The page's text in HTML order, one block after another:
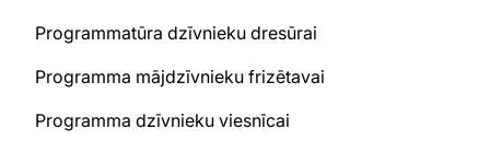
Programmatūra dzīvnieku dresūrai
Programma mājdzīvnieku frizētavai
Programma dzīvnieku viesnīcai